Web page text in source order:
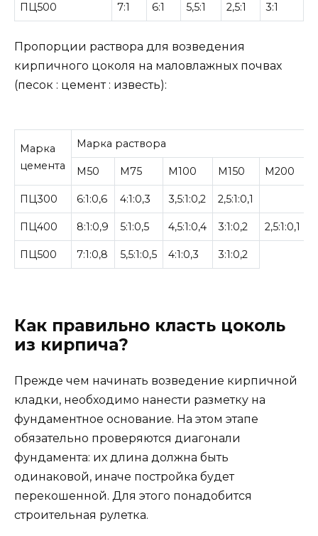
ПЦ500 7:1 6:1 5,5:1 2,5:1 3:1
Пропорции раствора для возведения
кирпичного цоколя на маловлажных почвах
(песок : цемент : известь):
Марка
цемента
Марка раствора
М50 М75 М100 М150 М200
ПЦ300 6:1:0,6 4:1:0,3 3,5:1:0,2 2,5:1:0,1
ПЦ400 8:1:0,9 5:1:0,5 4,5:1:0,4 3:1:0,2 2,5:1:0,1
ПЦ500 7:1:0,8 5,5:1:0,5 4:1:0,3 3:1:0,2
Как правильно класть цоколь
из кирпича?
Прежде чем начинать возведение кирпичной
кладки, необходимо нанести разметку на
фундаментное основание. На этом этапе
обязательно проверяются диагонали
фундамента: их длина должна быть
одинаковой, иначе постройка будет
перекошенной. Для этого понадобится
строительная рулетка.